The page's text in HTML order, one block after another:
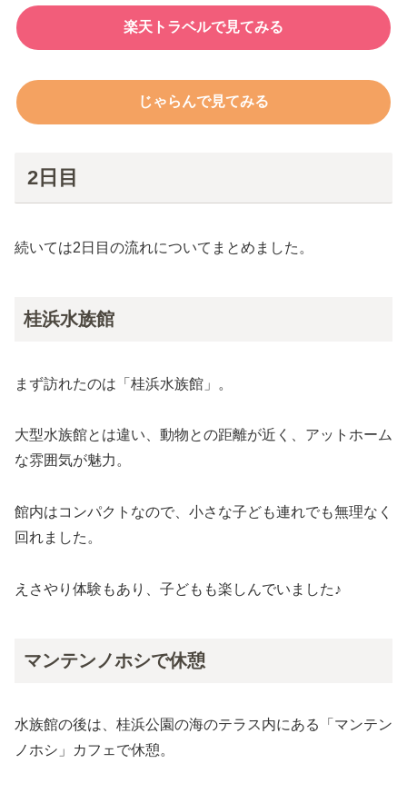
楽天トラベルで見てみる
じゃらんで見てみる
2日目
続いては2日目の流れについてまとめました。
桂浜水族館
まず訪れたのは「桂浜水族館」。
大型水族館とは違い、動物との距離が近く、アットホーム
な雰囲気が魅力。
館内はコンパクトなので、小さな子ども連れでも無理なく
回れました。
えさやり体験もあり、子どもも楽しんでいました♪
マンテンノホシで休憩
水族館の後は、桂浜公園の海のテラス内にある「マンテン
ノホシ」カフェで休憩。